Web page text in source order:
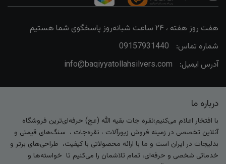
هفت روز هفته ، ۲۴ ساعت شبانه‌روز پاسخگوی شما هستیم
شماره تماس:
09157931440
آدرس ایمیل:
info@baqiyyatollahsilvers.com
درباره ما
با افتخار اعلام می‌کنیم:نقره جات بقیه الله (عج) حرفه‌ای‌ترین فروشگاه
آنلاین تخصصی در زمینه فروش زیورآلات ، نقره‌جات ، سنگ‌های قیمتی و
بدلیجات در ایران است و ما با ارائه محصولاتی با کیفیت، طراحی‌های برتر و
خدماتی شخصی و حرفه‌ای، تمام تلاشمان را می‌کنیم تا خواسته‌ها و